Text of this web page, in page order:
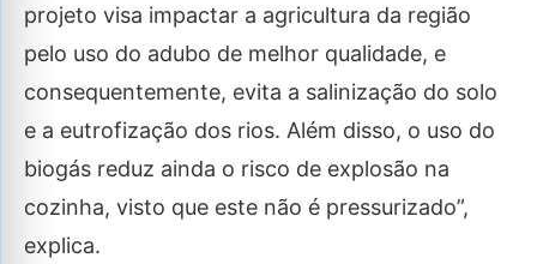
projeto visa impactar a agricultura da região
pelo uso do adubo de melhor qualidade, e
consequentemente, evita a salinização do solo
e a eutrofização dos rios. Além disso, o uso do
biogás reduz ainda o risco de explosão na
cozinha, visto que este não é pressurizado”,
explica.